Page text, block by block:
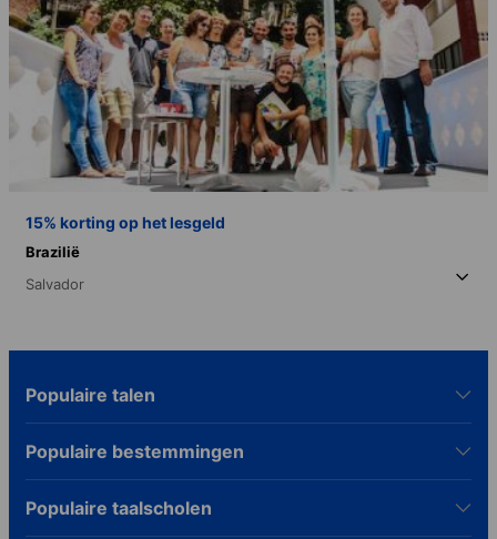
15% korting op het lesgeld
Brazilië
Salvador
Populaire talen
Populaire bestemmingen
Populaire taalscholen